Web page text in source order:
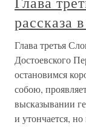
рассказа
Глава третья
Достоевского
остановимся
собою,
высказывании
и утончается, но